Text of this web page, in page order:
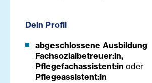
Dein Profil
abgeschlossene Ausbildung
Fachsozialbetreuer:in,
Pflegefachassistent:in oder
Pflegeassistent:in